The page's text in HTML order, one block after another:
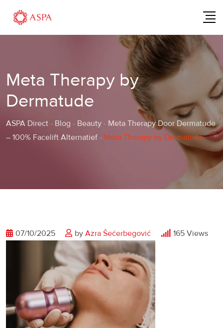
content
Meta Therapy by
Dermatude
ASPA Direct - Blog - Beauty - Meta Therapy Door Dermatude
– 100% Facelift Alternatief - Meta Therapy by Dermatude
07/10/2025 by Azra Šećerbegović 165 Views